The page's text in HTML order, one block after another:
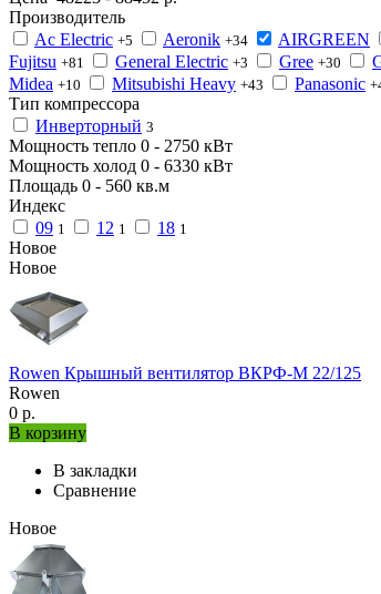
Производитель
Ac Electric +5 Aeronik +34 AIRGREEN
Fujitsu +81 General Electric +3 Gree +30
Midea +10 Mitsubishi Heavy +43 Panasonic
Тип компрессора
Инверторный 3
Мощность тепло 0 - 2750 кВт
Мощность холод 0 - 6330 кВт
Площадь 0 - 560 кв.м
Индекс
09 1 12 1 18 1
Новое
Новое
Rowen Крышный вентилятор ВКРФ-М 22/125
Rowen
0 р.
В корзину
В закладки
Сравнение
Новое